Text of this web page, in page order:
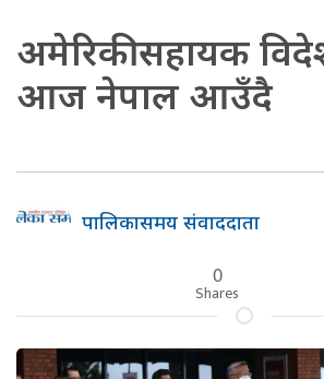
अमेरिकी सहायक
आज नेपाल आउँदै
पालिकासमय संवाददाता
0
Shares